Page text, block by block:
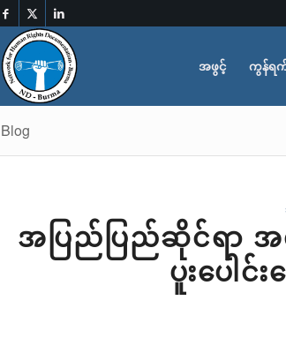
အဖွင့် ကွန်ရက်
Blog
အပြည်ပြည်ဆိုင်ရာ
ပူးပေါ